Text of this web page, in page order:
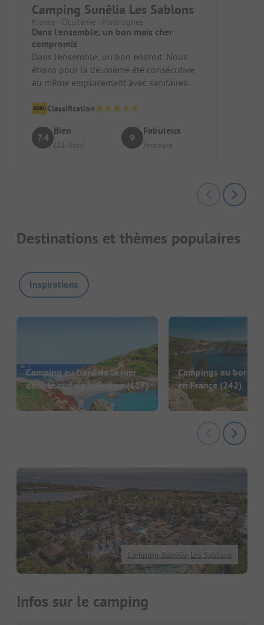
Camping Sunêlia Les Sablons
France - Occitanie - Portiragnes
Dans l'ensemble, un bon mais cher
compromis
Dans l'ensemble, un bon endroit. Nous
étions pour la deuxième été consécutive
au même emplacement avec sanitaires
Classification
7.4
Bien
(21 Avis)
9
Fabuleux
Anonym
Destinations et thèmes populaires
Inspirations
Camping au bord de la mer
dans le sud de la France(117)
Campings au bord
en France (242)
Camping Sunêlia Les Sablons
Infos sur le camping